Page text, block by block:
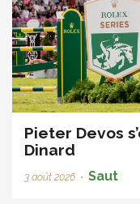
Pieter Devos
Dinard
3 août 2026 • Saut